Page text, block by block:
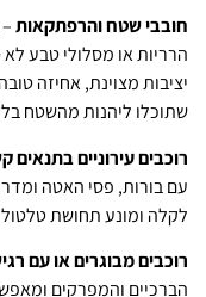
חובבי שטח והרפתקאות
הרריות או מסלולי טבע
יציבות מצוינת, אחיזה
שתוכלו ליהנות מהשטח
רוכבים עירוניים בתנאים
עם בורות, פסי האטה
לקלה ומונע תחושת
רוכבים מבוגרים או עם
הברכיים והמפרקים